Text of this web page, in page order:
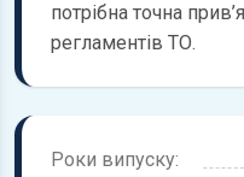
потрібна точна
регламентів ТО.
Роки випуску: